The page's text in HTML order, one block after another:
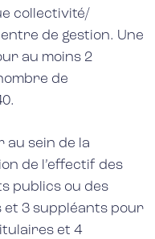
collectivité/
de gestion. Une
au moins 2
de
au sein de la
de l’effectif des
publics ou des
et 3 suppléants pour
et 4